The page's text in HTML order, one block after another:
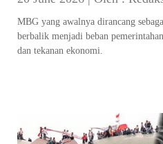
MBG yang awalnya dirancang
berbalik menjadi beban
dan tekanan ekonomi.